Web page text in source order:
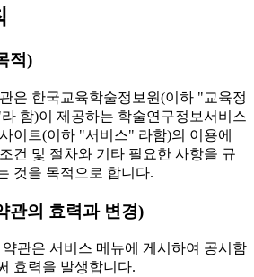
적)
은 한국교육학술정보원(이하 "교육정
함)이 제공하는 학술연구정보서비스
이트(이하 "서비스" 라함)의 이용에
건 및 절차와 기타 필요한 사항을 규
것을 목적으로 합니다.
관의 효력과 변경)
관은 서비스 메뉴에 게시하여 공시함
효력을 발생합니다.